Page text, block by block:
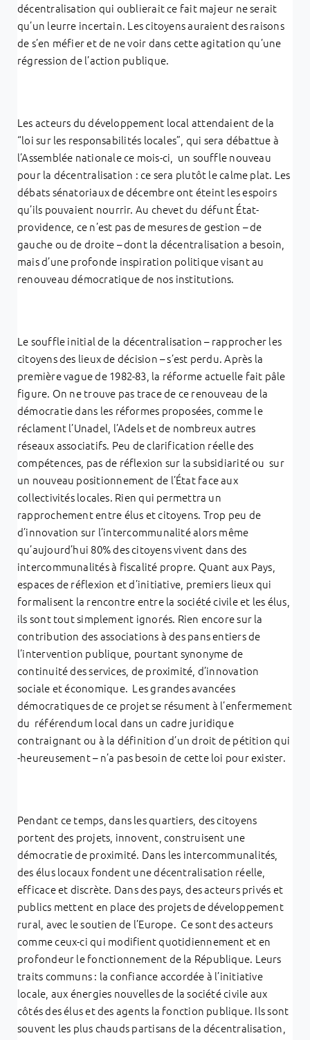
décentralisation qui oublierait ce fait majeur ne serait
qu’un leurre incertain. Les citoyens auraient des raisons
de s’en méfier et de ne voir dans cette agitation qu’une
régression de l’action publique.
Les acteurs du développement local attendaient de la
“loi sur les responsabilités locales”, qui sera débattue à
l’Assemblée nationale ce mois-ci, un souffle nouveau
pour la décentralisation : ce sera plutôt le calme plat. Les
débats sénatoriaux de décembre ont éteint les espoirs
qu’ils pouvaient nourrir. Au chevet du défunt État-
providence, ce n’est pas de mesures de gestion – de
gauche ou de droite – dont la décentralisation a besoin,
mais d’une profonde inspiration politique visant au
renouveau démocratique de nos institutions.
Le souffle initial de la décentralisation – rapprocher les
citoyens des lieux de décision – s’est perdu. Après la
première vague de 1982-83, la réforme actuelle fait pâle
figure. On ne trouve pas trace de ce renouveau de la
démocratie dans les réformes proposées, comme le
réclament l’Unadel, l’Adels et de nombreux autres
réseaux associatifs. Peu de clarification réelle des
compétences, pas de réflexion sur la subsidiarité ou sur
un nouveau positionnement de l’État face aux
collectivités locales. Rien qui permettra un
rapprochement entre élus et citoyens. Trop peu de
d’innovation sur l’intercommunalité alors même
qu’aujourd’hui 80% des citoyens vivent dans des
intercommunalités à fiscalité propre. Quant aux Pays,
espaces de réflexion et d’initiative, premiers lieux qui
formalisent la rencontre entre la société civile et les élus,
ils sont tout simplement ignorés. Rien encore sur la
contribution des associations à des pans entiers de
l’intervention publique, pourtant synonyme de
continuité des services, de proximité, d’innovation
sociale et économique. Les grandes avancées
démocratiques de ce projet se résument à l’enfermement
du référendum local dans un cadre juridique
contraignant ou à la définition d’un droit de pétition qui
-heureusement – n’a pas besoin de cette loi pour exister.
Pendant ce temps, dans les quartiers, des citoyens
portent des projets, innovent, construisent une
démocratie de proximité. Dans les intercommunalités,
des élus locaux fondent une décentralisation réelle,
efficace et discrète. Dans des pays, des acteurs privés et
publics mettent en place des projets de développement
rural, avec le soutien de l’Europe. Ce sont des acteurs
comme ceux-ci qui modifient quotidiennement et en
profondeur le fonctionnement de la République. Leurs
traits communs : la confiance accordée à l’initiative
locale, aux énergies nouvelles de la société civile aux
côtés des élus et des agents la fonction publique. Ils sont
souvent les plus chauds partisans de la décentralisation,